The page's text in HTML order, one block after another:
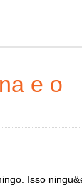
e o
Isso